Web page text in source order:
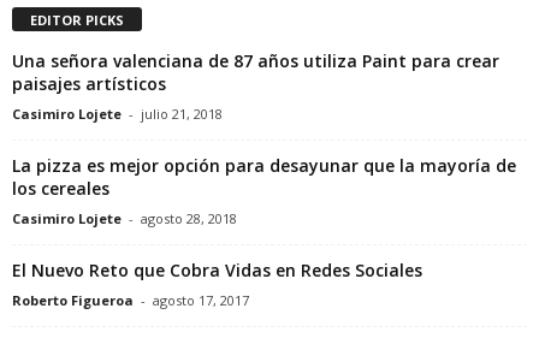
EDITOR PICKS
Una señora valenciana de 87 años utiliza Paint para crear
paisajes artísticos
Casimiro Lojete - julio 21, 2018
La pizza es mejor opción para desayunar que la mayoría de
los cereales
Casimiro Lojete - agosto 28, 2018
El Nuevo Reto que Cobra Vidas en Redes Sociales
Roberto Figueroa - agosto 17, 2017